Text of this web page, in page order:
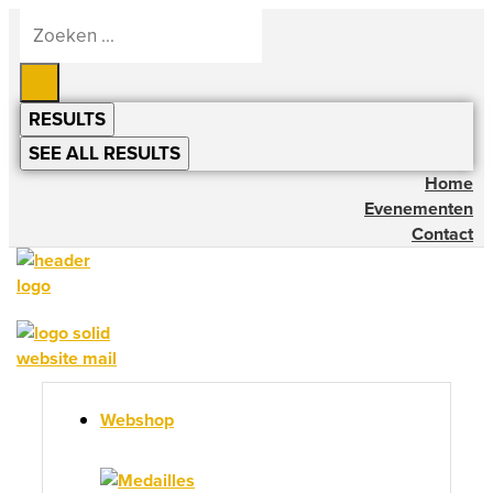
naar
de
inhoud
RESULTS
SEE ALL RESULTS
Home
Evenementen
Contact
Webshop